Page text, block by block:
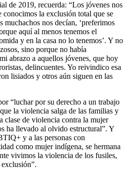
de 2019, recuerda: “Los jóvenes nos
conocimos la exclusión total que se
muchachos nos decían, ‘preferimos
aquí al menos tenemos el
y en la casa no lo tenemos’. Y no
sino porque no había
abrazo a aquellos jóvenes, que hoy
delincuentes. Yo reivindico esa
lisiados y otros aún siguen en las
“luchar por su derecho a un trabajo
la violencia salga de las familias y
clase de violencia contra la mujer
ha llevado al olvido estructural”. Y
y a las personas con
como mujer indígena, se hermana
vivimos la violencia de los fusiles,